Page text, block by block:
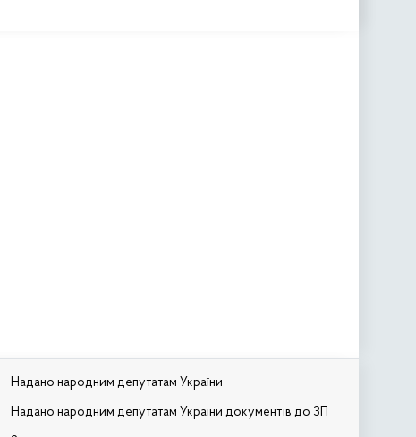
Надано народним депутатам України
Надано народним депутатам України документів до ЗП